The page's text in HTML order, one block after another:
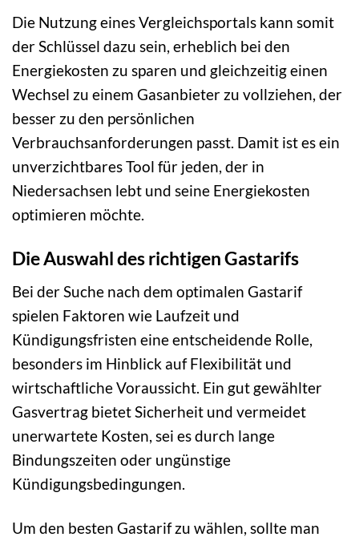
Die Nutzung eines Vergleichsportals kann somit
der Schlüssel dazu sein, erheblich bei den
Energiekosten zu sparen und gleichzeitig einen
Wechsel zu einem Gasanbieter zu vollziehen, der
besser zu den persönlichen
Verbrauchsanforderungen passt. Damit ist es ein
unverzichtbares Tool für jeden, der in
Niedersachsen lebt und seine Energiekosten
optimieren möchte.
Die Auswahl des richtigen Gastarifs
Bei der Suche nach dem optimalen Gastarif
spielen Faktoren wie Laufzeit und
Kündigungsfristen eine entscheidende Rolle,
besonders im Hinblick auf Flexibilität und
wirtschaftliche Voraussicht. Ein gut gewählter
Gasvertrag bietet Sicherheit und vermeidet
unerwartete Kosten, sei es durch lange
Bindungszeiten oder ungünstige
Kündigungsbedingungen.
Um den besten Gastarif zu wählen, sollte man